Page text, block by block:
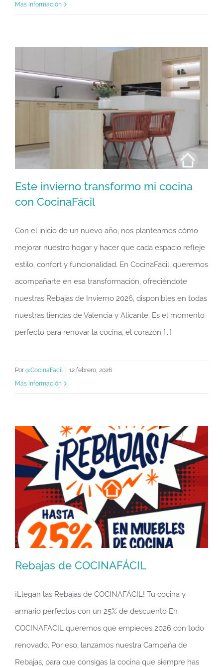
Más información
Este invierno transformo mi cocina con
CocinaFácil
Este invierno transformo mi cocina
con CocinaFácil
Con el inicio de un nuevo año, nos planteamos cómo
mejorar nuestro hogar y hacer que cada espacio refleje
estilo, confort y funcionalidad. En CocinaFácil, queremos
acompañarte en esa transformación, ofreciéndote
nuestras Rebajas de Invierno 2026, disponibles en todas
nuestras tiendas de Valencia y Alicante. Es el momento
perfecto para renovar la cocina, el corazón [...]
Por @CocinaFacil | 12 febrero, 2026
Más información
Rebajas de COCINAFÁCIL
Rebajas de COCINAFÁCIL
¡Llegan las Rebajas de COCINAFÁCIL! Tu cocina y
armario perfectos con un 25% de descuento En
COCINAFÁCIL queremos que empieces 2026 con todo
renovado. Por eso, lanzamos nuestra Campaña de
Rebajas, para que consigas la cocina que siempre has